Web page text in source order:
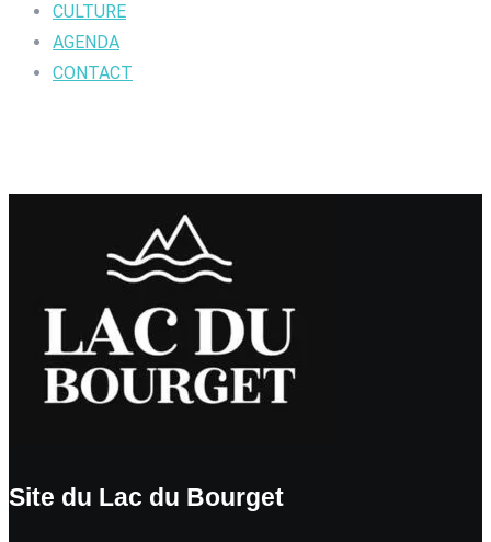
CULTURE
AGENDA
CONTACT
Site du Lac du Bourget